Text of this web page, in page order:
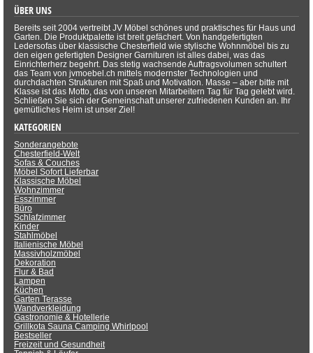
ÜBER UNS
Bereits seit 2004 vertreibt JV Möbel schönes und praktisches für Haus und
Garten. Die Produktpalette ist breit gefächert. Von handgefertigten
Ledersofas über klassische Chesterfield wie stylische Wohnmöbel bis zu
den eigen gefertigten Designer Garnituren ist alles dabei, was das
Einrichterherz begehrt. Das stetig wachsende Auftragsvolumen schultert
das Team von jvmoebel.ch mittels modernster Technologien und
durchdachten Strukturen mit Spaß und Motivation. Masse – aber bitte mit
Klasse ist das Motto, das von unseren Mitarbeitern Tag für Tag gelebt wird.
Schließen Sie sich der Gemeinschaft unserer zufriedenen Kunden an. Ihr
gemütliches Heim ist unser Ziel!
KATEGORIEN
Sonderangebote
Chesterfield-Welt
Sofas & Couches
Möbel Sofort Lieferbar
Klassische Möbel
Wohnzimmer
Esszimmer
Büro
Schlafzimmer
Kinder
Stahlmöbel
Italienische Möbel
Massivholzmöbel
Dekoration
Flur & Bad
Lampen
Küchen
Garten Terasse
Wandverkleidung
Gastronomie & Hotellerie
Grillkota Sauna Camping Whirlpool
Bestseller
Freizeit und Gesundheit